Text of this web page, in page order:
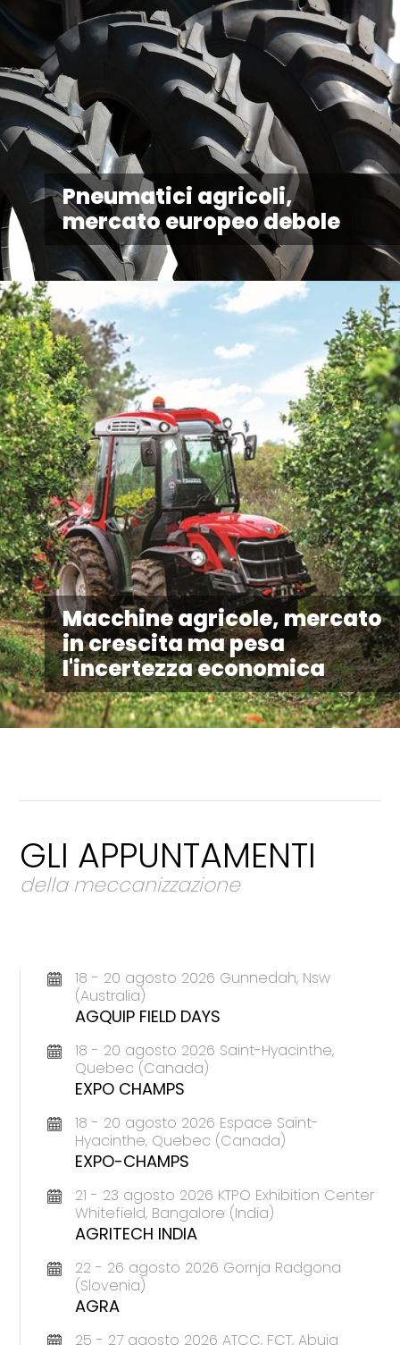
Pneumatici agricoli,
mercato europeo debole
Macchine agricole, mercato
in crescita ma pesa
l'incertezza economica
GLI APPUNTAMENTI
della meccanizzazione
18 - 20 agosto 2026 Gunnedah, Nsw
(Australia)
AGQUIP FIELD DAYS
18 - 20 agosto 2026 Saint-Hyacinthe,
Quebec (Canada)
EXPO CHAMPS
18 - 20 agosto 2026 Espace Saint-
Hyacinthe, Quebec (Canada)
EXPO-CHAMPS
21 - 23 agosto 2026 KTPO Exhibition Center
Whitefield, Bangalore (India)
AGRITECH INDIA
22 - 26 agosto 2026 Gornja Radgona
(Slovenia)
AGRA
25 - 27 agosto 2026 ATCC, FCT, Abuja